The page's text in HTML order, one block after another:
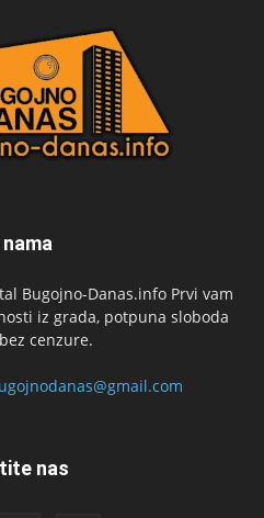
nama
Bugojno-Danas.info Prvi vam
iz grada, potpuna sloboda
cenzure.
nas